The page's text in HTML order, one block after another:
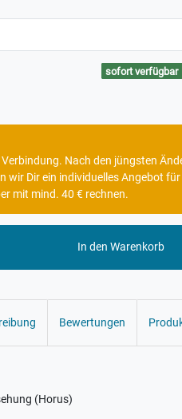
sofort verfügbar
Nach den jüngsten
wir Dir ein individuelles Angebot für
mit mind. 40 € rechnen.
In den Warenkorb
Bewertungen
(Horus)